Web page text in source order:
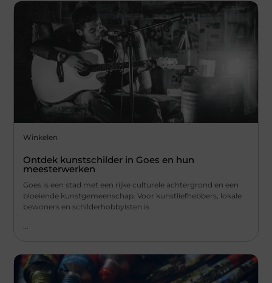
Winkelen
Ontdek kunstschilder in Goes en hun
meesterwerken
Goes is een stad met een rijke culturele achtergrond en een
bloeiende kunstgemeenschap. Voor kunstliefhebbers, lokale
bewoners en schilderhobbyisten is
...